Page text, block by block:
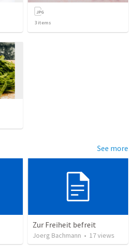
3 items
See more
Zur Freiheit befreit
Joerg Bachmann • 17views